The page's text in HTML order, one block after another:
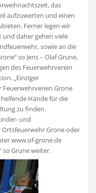
das
aufzuwerten und einen
Ferner legen wir
daher gehen viele
sowie an die
so Jens – Olaf Grune,
des Feuerwehrverein
„Einziger
Grone
Hände für die
zu finden.
und
Grone oder
www.of-grone.de
Grune weiter.